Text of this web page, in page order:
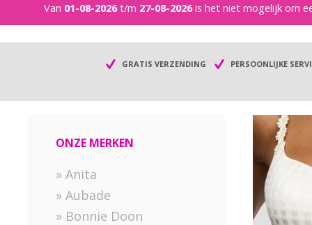
Van 01-08-2026t/m 27-08-2026is het niet mogelijk om
GRATIS VERZENDING PERSOONLIJKE
ONZE MERKEN
» Anita
» Aubade
» Bonnie Doon